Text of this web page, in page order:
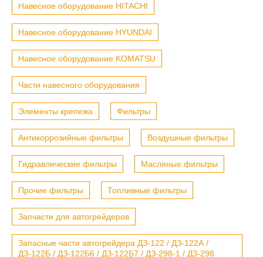
Навесное оборудование HITACHI
Навесное оборудование HYUNDAI
Навесное оборудование KOMATSU
Части навесного оборудования
Элементы крепежа Фильтры
Антикоррозийные фильтры Воздушные фильтры
Гидравлические фильтры Масляные фильтры
Прочие фильтры Топливные фильтры
Запчасти для автогрейдеров
Запасные части автогрейдера ДЗ-122 / ДЗ-122А /
ДЗ-122Б / ДЗ-122Б6 / ДЗ-122Б7 / ДЗ-298-1 / ДЗ-298